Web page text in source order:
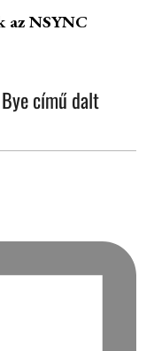
az NSYNC
című dalt